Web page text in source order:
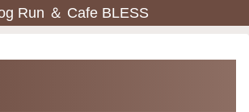
Run ＆ Cafe BLESS